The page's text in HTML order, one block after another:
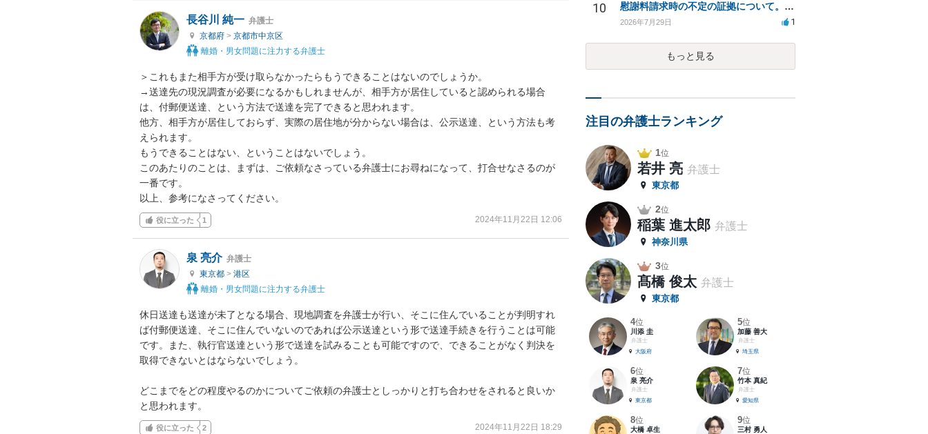
長谷川 純一 弁護士
京都府 > 京都市中京区
離婚・男女問題に注力する弁護士
＞これもまた相手方が受け取らなかったらもうできることはないのでしょうか。
→送達先の現況調査が必要になるかもしれませんが、相手方が居住していると認められる場合
は、付郵便送達、という方法で送達を完了できると思われます。
他方、相手方が居住しておらず、実際の居住地が分からない場合は、公示送達、という方法も考
えられます。
もうできることはない、ということはないでしょう。
このあたりのことは、まずは、ご依頼なさっている弁護士にお尋ねになって、打合せなさるのが
一番です。
以上、参考になさってください。
役に立った 1 2024年11月22日 12:06
泉 亮介 弁護士
東京都 > 港区
離婚・男女問題に注力する弁護士
休日送達も送達が未了となる場合、現地調査を弁護士が行い、そこに住んでいることが判明すれ
ば付郵便送達、そこに住んでいないのであれば公示送達という形で送達手続きを行うことは可能
です。また、執行官送達という形で送達を試みることも可能ですので、できることがなく判決を
取得できないとはならないでしょう。
どこまでをどの程度やるのかについてご依頼の弁護士としっかりと打ち合わせをされると良いか
と思われます。
役に立った 2 2024年11月22日 18:29
10 慰謝料請求時の不定の証拠について。効力があるのか知りたい。
2026年7月29日 1
もっと見る
注目の弁護士ランキング
1位
若井 亮 弁護士
東京都
2位
稲葉 進太郎 弁護士
神奈川県
3位
髙橋 俊太 弁護士
東京都
4位
川添 圭
弁護士
大阪府
5位
加藤 善大
弁護士
埼玉県
6位
泉 亮介
弁護士
東京都
7位
竹本 真紀
弁護士
愛知県
8位
大橋 卓生
9位
三村 勇人